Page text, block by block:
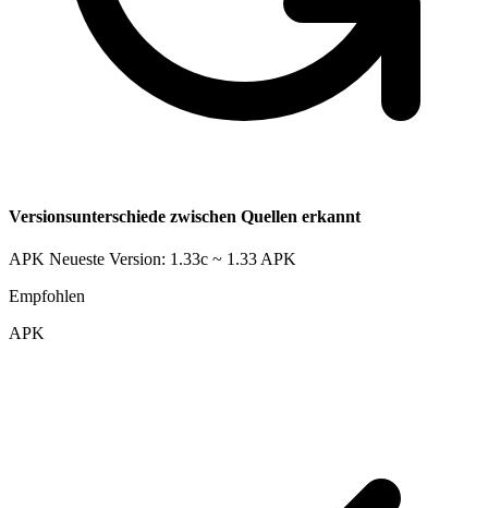
Versionsunterschiede zwischen Quellen erkannt
APK Neueste Version: 1.33c ~ 1.33 APK
Empfohlen
APK